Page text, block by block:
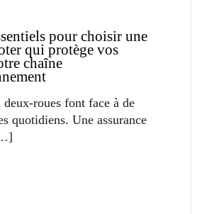
pour choisir une
qui protège vos
chaîne
deux-roues font face à de
quotidiens. Une assurance